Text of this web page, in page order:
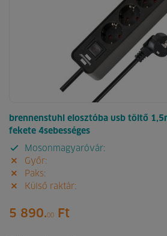
brennenstuhl elosztóba usb töltő
fekete 4sebességes
Mosonmagyaróvár:
Győr:
Paks:
Külső raktár:
5 890.00 Ft